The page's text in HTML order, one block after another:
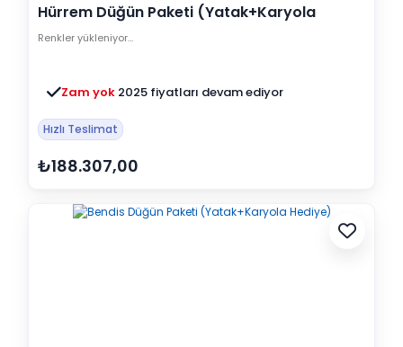
Hürrem Düğün Paketi (Yatak+Karyola
Hediye)
Renkler yükleniyor…
Zam yok 2025 fiyatları devam ediyor
Hızlı Teslimat
₺188.307,00